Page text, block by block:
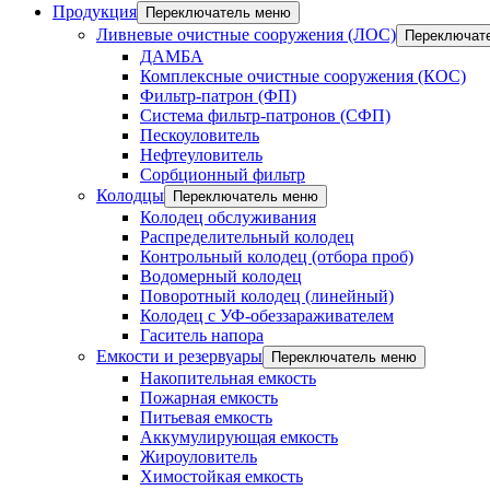
Продукция
Переключатель меню
Ливневые очистные сооружения (ЛОС)
ДАМБА
Комплексные очистные сооружения (КОС)
Фильтр-патрон (ФП)
Система фильтр-патронов (СФП)
Пескоуловитель
Нефтеуловитель
Сорбционный фильтр
Колодцы
Переключатель меню
Колодец обслуживания
Распределительный колодец
Контрольный колодец (отбора проб)
Водомерный колодец
Поворотный колодец (линейный)
Колодец с УФ-обеззараживателем
Гаситель напора
Емкости и резервуары
Переключатель меню
Накопительная емкость
Пожарная емкость
Питьевая емкость
Аккумулирующая емкость
Жироуловитель
Химостойкая емкость